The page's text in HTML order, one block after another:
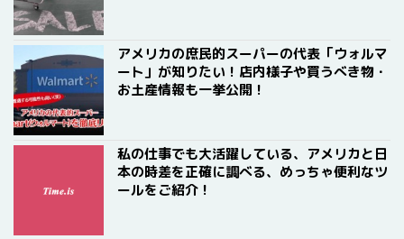
アメリカの庶民的スーパーの代表「ウォルマ
ート」が知りたい！店内様子や買うべき物・
お土産情報も一挙公開！
私の仕事でも大活躍している、アメリカと日
本の時差を正確に調べる、めっちゃ便利なツ
ールをご紹介！